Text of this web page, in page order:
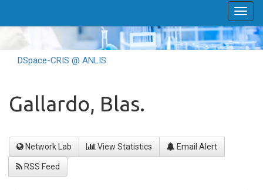
DSpace-CRIS @ ANLIS
Gallardo, Blas.
Network Lab View Statistics Email Alert
RSS Feed